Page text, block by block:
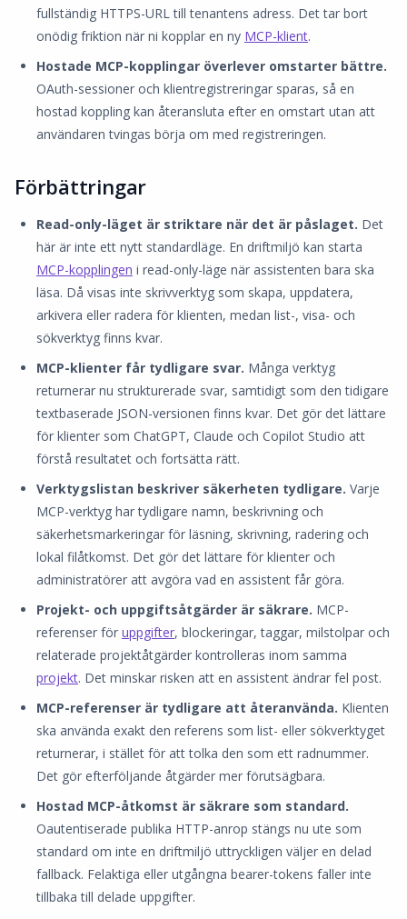
fullständig HTTPS-URL till tenantens adress. Det tar bort
onödig friktion när ni kopplar en ny MCP-klient.
Hostade MCP-kopplingar överlever omstarter bättre.
OAuth-sessioner och klientregistreringar sparas, så en
hostad koppling kan återansluta efter en omstart utan att
användaren tvingas börja om med registreringen.
Förbättringar
Read-only-läget är striktare när det är påslaget. Det
här är inte ett nytt standardläge. En driftmiljö kan starta
MCP-kopplingen i read-only-läge när assistenten bara ska
läsa. Då visas inte skrivverktyg som skapa, uppdatera,
arkivera eller radera för klienten, medan list-, visa- och
sökverktyg finns kvar.
MCP-klienter får tydligare svar. Många verktyg
returnerar nu strukturerade svar, samtidigt som den tidigare
textbaserade JSON-versionen finns kvar. Det gör det lättare
för klienter som ChatGPT, Claude och Copilot Studio att
förstå resultatet och fortsätta rätt.
Verktygslistan beskriver säkerheten tydligare. Varje
MCP-verktyg har tydligare namn, beskrivning och
säkerhetsmarkeringar för läsning, skrivning, radering och
lokal filåtkomst. Det gör det lättare för klienter och
administratörer att avgöra vad en assistent får göra.
Projekt- och uppgiftsåtgärder är säkrare. MCP-
referenser för uppgifter, blockeringar, taggar, milstolpar och
relaterade projektåtgärder kontrolleras inom samma
projekt. Det minskar risken att en assistent ändrar fel post.
MCP-referenser är tydligare att återanvända. Klienten
ska använda exakt den referens som list- eller sökverktyget
returnerar, i stället för att tolka den som ett radnummer.
Det gör efterföljande åtgärder mer förutsägbara.
Hostad MCP-åtkomst är säkrare som standard.
Oautentiserade publika HTTP-anrop stängs nu ute som
standard om inte en driftmiljö uttryckligen väljer en delad
fallback. Felaktiga eller utgångna bearer-tokens faller inte
tillbaka till delade uppgifter.